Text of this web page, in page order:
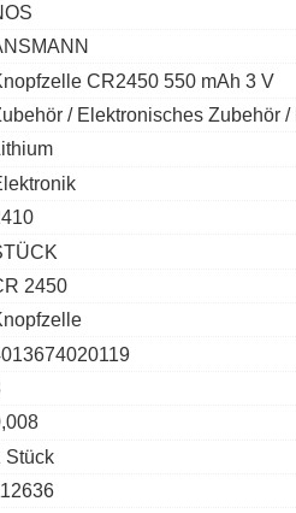
CR2450 550 mAh 3 V
/ Elektronisches Zubehör
2450
Stück